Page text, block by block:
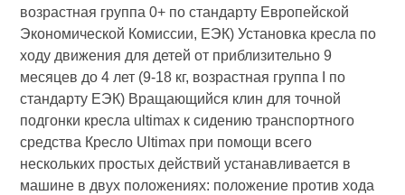
возрастная группа 0+ по стандарту Европейской
Экономической Комиссии, ЕЭК) Установка кресла по
ходу движения для детей от приблизительно 9
месяцев до 4 лет (9-18 кг, возрастная группа I по
стандарту ЕЭК) Вращающийся клин для точной
подгонки кресла ultimax к сидению транспортного
средства Кресло Ultimax при помощи всего
нескольких простых действий устанавливается в
машине в двух положениях: положение против хода